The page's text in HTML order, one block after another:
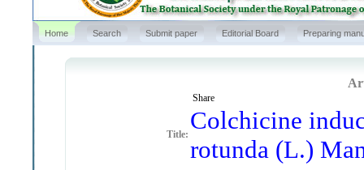
Home Search Submit paper Editorial Board Preparing
Share
Title: Colchicine
rotunda (L.)